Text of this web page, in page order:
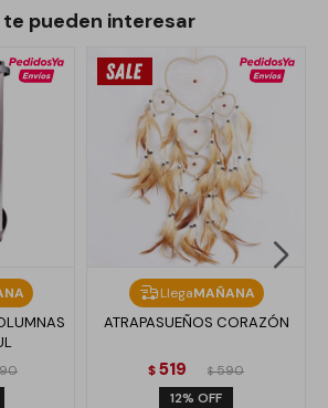
pueden interesar
LlegaMAÑANA
ATRAPASUEÑOS CORAZÓN
$519 $ 590
12